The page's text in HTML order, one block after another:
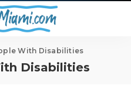
With Disabilities
Disabilities